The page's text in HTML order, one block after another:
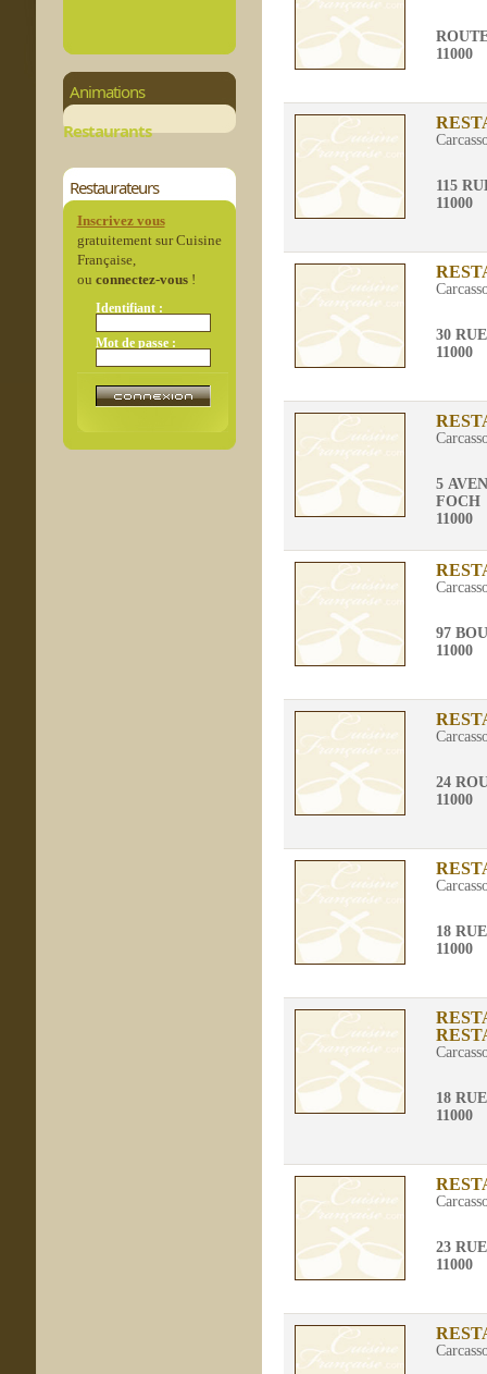
Animations
Restaurants
Restaurateurs
Inscrivez vous
gratuitement sur Cuisine
Française,
ou connectez-vous!
Identifiant :
Mot de passe :
11000
115
11000
30
11000
5
FOCH
11000
97
11000
24
11000
18
11000
18
11000
23
11000